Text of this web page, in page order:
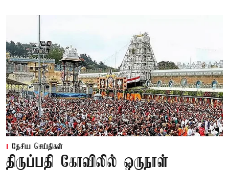
தேசிய செய்திகள்
திருப்பதி கோவிலில் ஒருநாள்